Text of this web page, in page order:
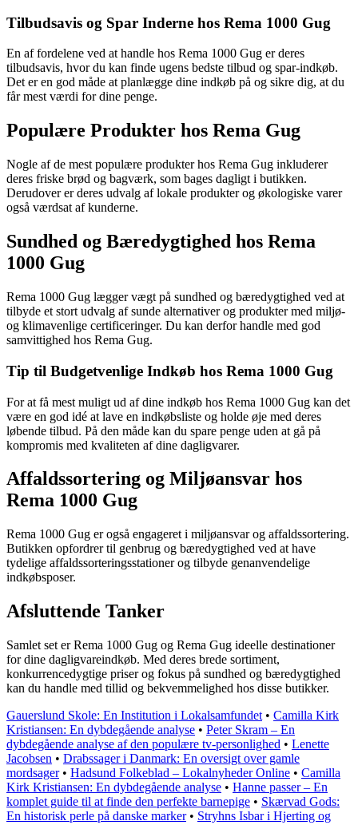
Tilbudsavis og Spar Inderne hos Rema 1000 Gug
En af fordelene ved at handle hos Rema 1000 Gug er deres
tilbudsavis, hvor du kan finde ugens bedste tilbud og spar-indkøb.
Det er en god måde at planlægge dine indkøb på og sikre dig, at du
får mest værdi for dine penge.
Populære Produkter hos Rema Gug
Nogle af de mest populære produkter hos Rema Gug inkluderer
deres friske brød og bagværk, som bages dagligt i butikken.
Derudover er deres udvalg af lokale produkter og økologiske varer
også værdsat af kunderne.
Sundhed og Bæredygtighed hos Rema
1000 Gug
Rema 1000 Gug lægger vægt på sundhed og bæredygtighed ved at
tilbyde et stort udvalg af sunde alternativer og produkter med miljø-
og klimavenlige certificeringer. Du kan derfor handle med god
samvittighed hos Rema Gug.
Tip til Budgetvenlige Indkøb hos Rema 1000 Gug
For at få mest muligt ud af dine indkøb hos Rema 1000 Gug kan det
være en god idé at lave en indkøbsliste og holde øje med deres
løbende tilbud. På den måde kan du spare penge uden at gå på
kompromis med kvaliteten af dine dagligvarer.
Affaldssortering og Miljøansvar hos
Rema 1000 Gug
Rema 1000 Gug er også engageret i miljøansvar og affaldssortering.
Butikken opfordrer til genbrug og bæredygtighed ved at have
tydelige affaldssorteringsstationer og tilbyde genanvendelige
indkøbsposer.
Afsluttende Tanker
Samlet set er Rema 1000 Gug og Rema Gug ideelle destinationer
for dine dagligvareindkøb. Med deres brede sortiment,
konkurrencedygtige priser og fokus på sundhed og bæredygtighed
kan du handle med tillid og bekvemmelighed hos disse butikker.
Gauerslund Skole: En Institution i Lokalsamfundet • Camilla Kirk
Kristiansen: En dybdegående analyse • Peter Skram – En
dybdegående analyse af den populære tv-personlighed • Lenette
Jacobsen • Drabssager i Danmark: En oversigt over gamle
mordsager• Hadsund Folkeblad – Lokalnyheder Online • Camilla
Kirk Kristiansen: En dybdegående analyse • Hanne passer – En
komplet guide til at finde den perfekte barnepige • Skærvad Gods:
En historisk perle på danske marker• Stryhns Isbar i Hjerting og